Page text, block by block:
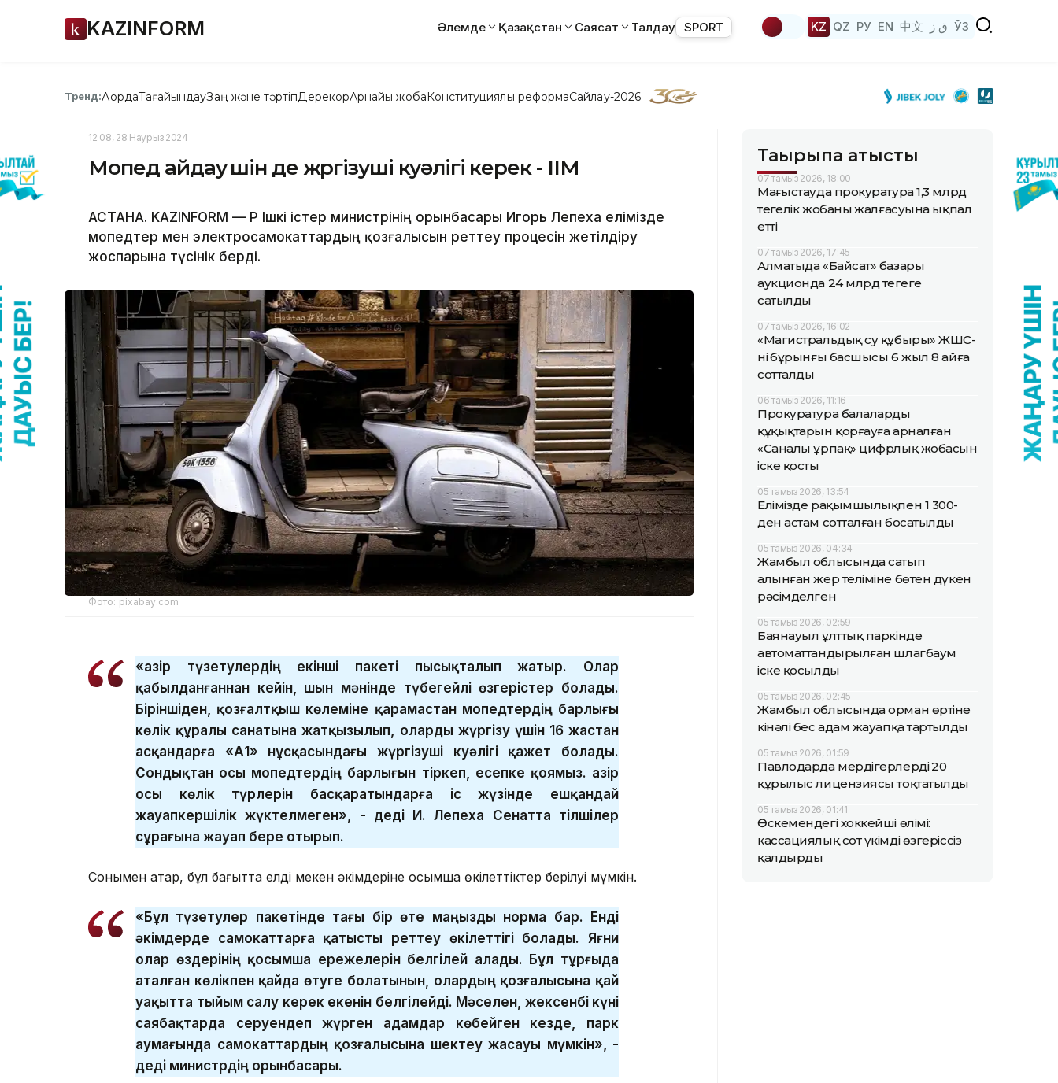
KAZINFORM Әлемде Қазақстан Саясат Талдау SPORT KZ QZ РУ EN 中文 ق ز ЎЗ
Тренд:АқордаТағайындауЗаң және тәртіпДерекқорАрнайы жобаКонституциялық реформаСайлау-2026
12:08, 28 Наурыз 2024
Мопед айдау үшін де жүргізуші куәлігі керек - ІІМ
АСТАНА. KAZINFORM — ҚР Ішкі істер министрінің орынбасары Игорь Лепеха елімізде
мопедтер мен электросамокаттардың қозғалысын реттеу процесін жетілдіру
жоспарына түсінік берді.
Фото: pixabay.com
«Қазір түзетулердің екінші пакеті пысықталып жатыр. Олар
қабылданғаннан кейін, шын мәнінде түбегейлі өзгерістер болады.
Біріншіден, қозғалтқыш көлеміне қарамастан мопедтердің барлығы
көлік құралы санатына жатқызылып, оларды жүргізу үшін 16 жастан
асқандарға «А1» нұсқасындағы жүргізуші куәлігі қажет болады.
Сондықтан осы мопедтердің барлығын тіркеп, есепке қоямыз. Қазір
осы көлік түрлерін басқаратындарға іс жүзінде ешқандай
жауапкершілік жүктелмеген», - деді И. Лепеха Сенатта тілшілер
сұрағына жауап бере отырып.
Сонымен қатар, бұл бағытта елді мекен әкімдеріне қосымша өкілеттіктер берілуі мүмкін.
«Бұл түзетулер пакетінде тағы бір өте маңызды норма бар. Енді
әкімдерде самокаттарға қатысты реттеу өкілеттігі болады. Яғни
олар өздерінің қосымша ережелерін белгілей алады. Бұл тұрғыда
аталған көлікпен қайда өтуге болатынын, олардың қозғалысына қай
уақытта тыйым салу керек екенін белгілейді. Мәселен, жексенбі күні
саябақтарда серуендеп жүрген адамдар көбейген кезде, парк
аумағында самокаттардың қозғалысына шектеу жасауы мүмкін», -
деді министрдің орынбасары.
Тақырыпқа қатысты
07 тамыз 2026, 18:00
Маңғыстауда прокуратура 1,3 млрд
теңгелік жобаның жалғасуына ықпал
етті
07 тамыз 2026, 17:45
Алматыда «Байсат» базары
аукционда 24 млрд теңгеге
сатылды
07 тамыз 2026, 16:02
«Магистральдық су құбыры» ЖШС-
нің бұрынғы басшысы 6 жыл 8 айға
сотталды
06 тамыз 2026, 11:16
Прокуратура балалардың
құқықтарын қорғауға арналған
«Саналы ұрпақ» цифрлық жобасын
іске қосты
05 тамыз 2026, 13:54
Елімізде рақымшылықпен 1 300-
ден астам сотталған босатылды
05 тамыз 2026, 04:34
Жамбыл облысында сатып
алынған жер теліміне бөтен дүкен
рәсімделген
05 тамыз 2026, 02:59
Баянауыл ұлттық паркінде
автоматтандырылған шлагбаум
іске қосылды
05 тамыз 2026, 02:45
Жамбыл облысында орман өртіне
кінәлі бес адам жауапқа тартылды
05 тамыз 2026, 01:59
Павлодарда мердігерлердің 20
құрылыс лицензиясы тоқтатылды
05 тамыз 2026, 01:41
Өскемендегі хоккейші өлімі:
кассациялық сот үкімді өзгеріссіз
қалдырды